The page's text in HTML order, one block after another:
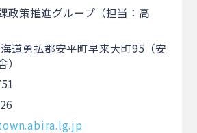
政策推進グループ（担当：高
道勇払郡安平町早来大町95（安